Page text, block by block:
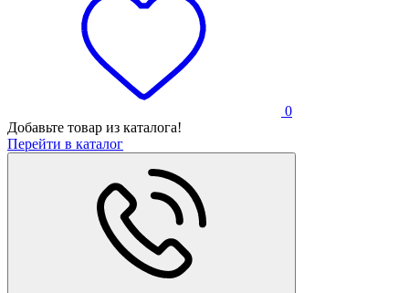
0
Добавьте товар из каталога!
Перейти в каталог